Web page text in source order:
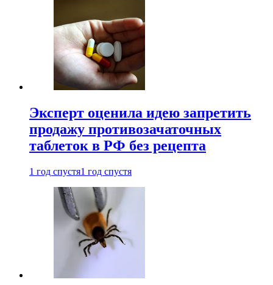
Эксперт оценила идею запретить
продажу противозачаточных
таблеток в РФ без рецепта
1 год спустя1 год спустя